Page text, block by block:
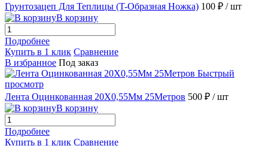
Грунтозацеп Для Теплицы (T-Образная Ножка) 100 ₽ / шт
В корзину
Подробнее
Купить в 1 клик Сравнение
В избранное Под заказ
Быстрый
просмотр
Лента Оцинкованная 20Х0,55Мм 25Метров 500 ₽ / шт
В корзину
Подробнее
Купить в 1 клик Сравнение